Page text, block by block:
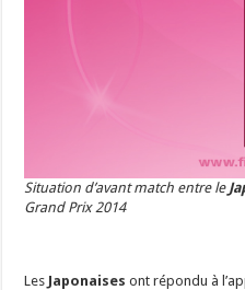
Situation d’avant match entre le
Grand Prix 2014
Les Japonaises ont répondu à